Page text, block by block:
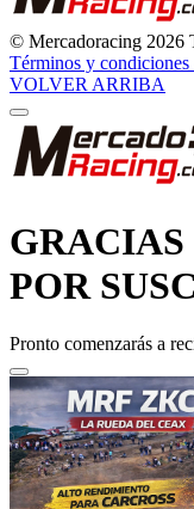
© Mercadoracing 2026
Términos y condiciones
VOLVER ARRIBA
POR